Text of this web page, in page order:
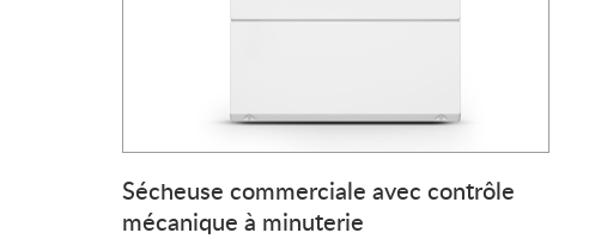
Sécheuse commerciale avec contrôle
mécanique à minuterie